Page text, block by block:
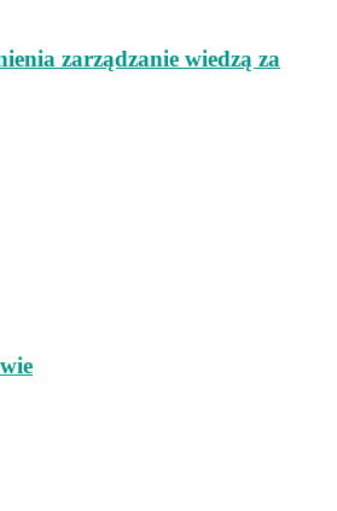
zarządzanie wiedzą za